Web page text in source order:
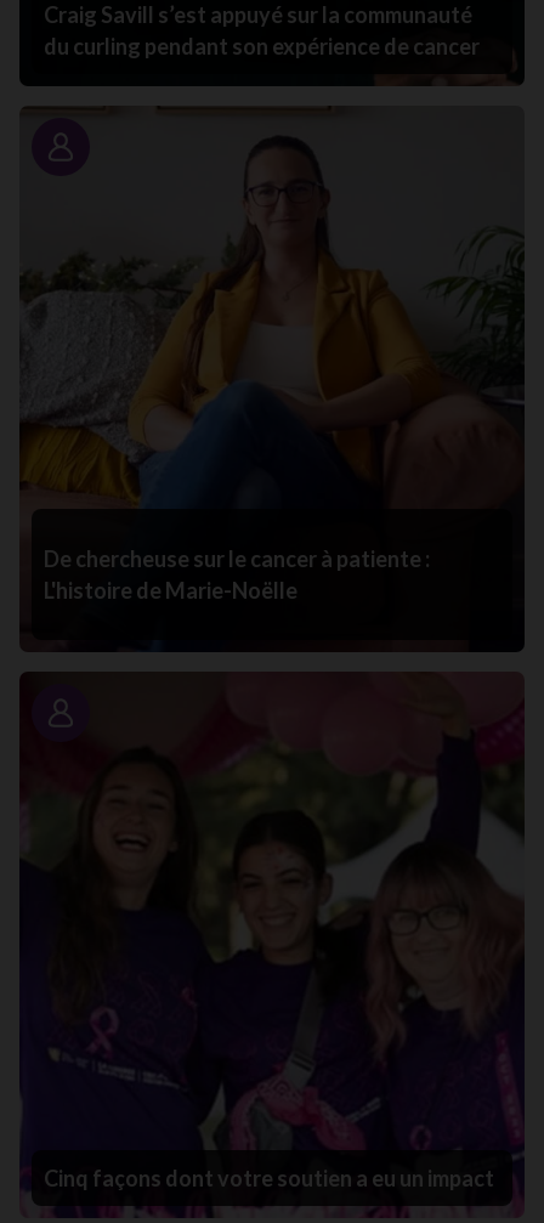
Craig Savill s’est appuyé sur la communauté
du curling pendant son expérience de cancer
Portrait
De chercheuse sur le cancer à patiente :
L'histoire de Marie-Noëlle
Portrait
Cinq façons dont votre soutien a eu un impact